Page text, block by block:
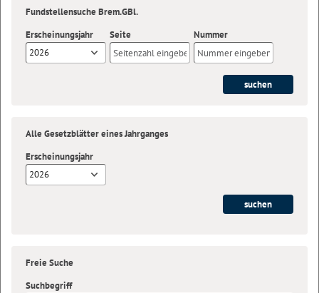
Fundstellensuche Brem.GBl.
Erscheinungsjahr
2026
Seite Nummer
Alle Gesetzblätter eines Jahrganges
Erscheinungsjahr
2026
Freie Suche
Suchbegriff